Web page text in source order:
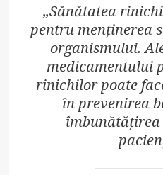
„Sănătatea
pentru menținerea
organismului.
medicamentului
rinichilor poate
în prevenirea